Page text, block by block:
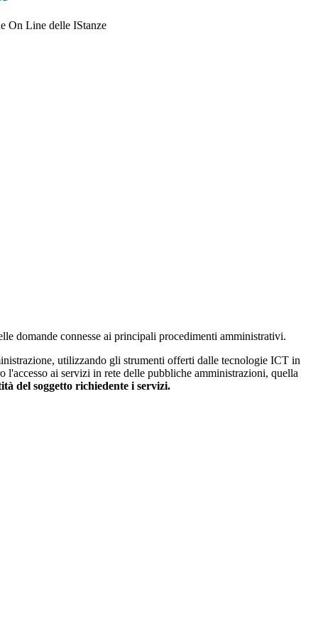
On Line delle IStanze
domande connesse ai principali procedimenti amministrativi.
utilizzando gli strumenti offerti dalle tecnologie ICT in
l'accesso ai servizi in rete delle pubbliche amministrazioni, quella
del soggetto richiedente i servizi.